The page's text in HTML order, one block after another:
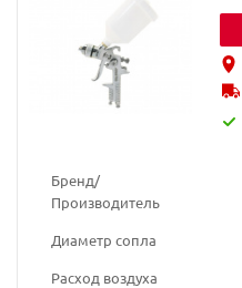
Бренд/
Производитель
Диаметр сопла
Расход воздуха